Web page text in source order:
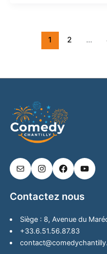
1 2 …
Contactez nous
Siège : 8, Avenue du
+33.6.51.56.87.83